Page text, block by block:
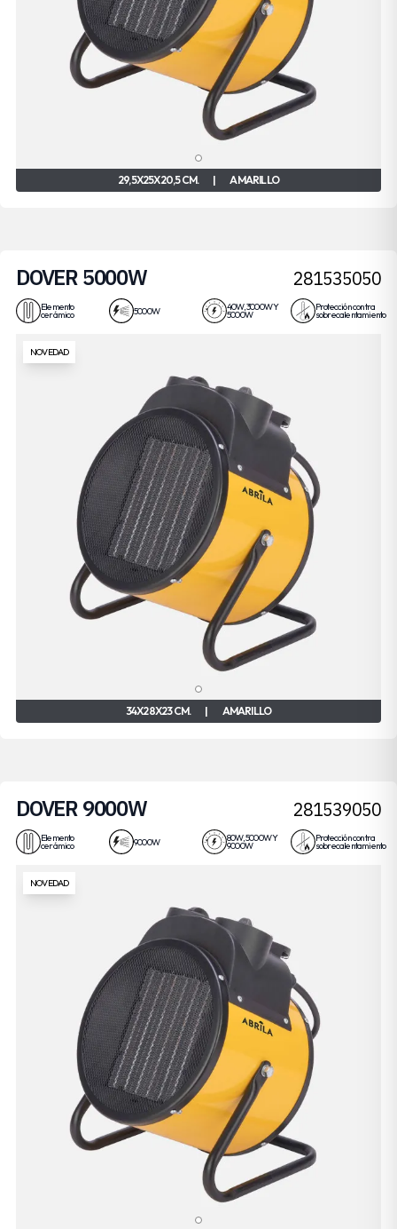
29,5X25X20,5 CM. | AMARILLO
DOVER 5000W 281535050
Elemento
cerámico 5000W 40W, 3000W Y
5000W
Protección contra
sobrecalentamiento
NOVEDAD
34X28X23 CM. | AMARILLO
DOVER 9000W 281539050
Elemento
cerámico 9000W 80W, 5000W Y
9000W
Protección contra
sobrecalentamiento
NOVEDAD